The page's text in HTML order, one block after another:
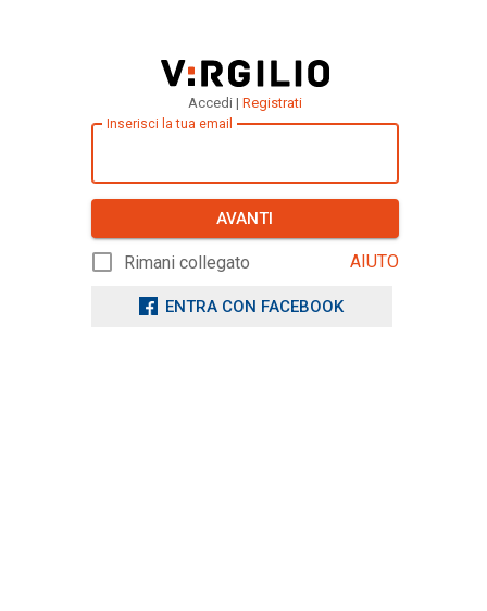
Accedi | Registrati
Inserisci la tua email
AVANTI
Rimani collegato AIUTO
ENTRA CON FACEBOOK